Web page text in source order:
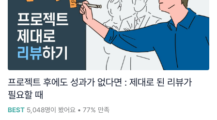
프로젝트 후에도 성과가 없다면 : 제대로 된 리뷰가
필요할 때
BEST 5,048명이 봤어요 • 77% 만족